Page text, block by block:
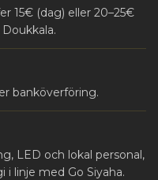
15€ (dag) eller 20–25€
banköverföring.
LED och lokal personal,
linje med Go Siyaha.